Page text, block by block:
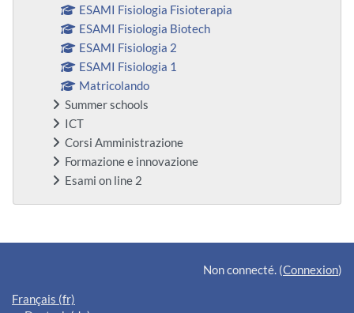
ESAMI Fisiologia Fisioterapia
ESAMI Fisiologia Biotech
ESAMI Fisiologia 2
ESAMI Fisiologia 1
Matricolando
Summer schools
ICT
Corsi Amministrazione
Formazione e innovazione
Esami on line 2
Blocs supplémentaires
Non connecté. (Connexion)
Français ‎(fr)‎